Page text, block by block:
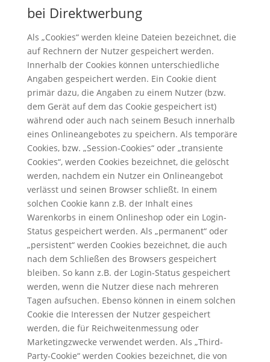
bei Direktwerbung
Als „Cookies“ werden kleine Dateien bezeichnet, die
auf Rechnern der Nutzer gespeichert werden.
Innerhalb der Cookies können unterschiedliche
Angaben gespeichert werden. Ein Cookie dient
primär dazu, die Angaben zu einem Nutzer (bzw.
dem Gerät auf dem das Cookie gespeichert ist)
während oder auch nach seinem Besuch innerhalb
eines Onlineangebotes zu speichern. Als temporäre
Cookies, bzw. „Session-Cookies“ oder „transiente
Cookies“, werden Cookies bezeichnet, die gelöscht
werden, nachdem ein Nutzer ein Onlineangebot
verlässt und seinen Browser schließt. In einem
solchen Cookie kann z.B. der Inhalt eines
Warenkorbs in einem Onlineshop oder ein Login-
Status gespeichert werden. Als „permanent“ oder
„persistent“ werden Cookies bezeichnet, die auch
nach dem Schließen des Browsers gespeichert
bleiben. So kann z.B. der Login-Status gespeichert
werden, wenn die Nutzer diese nach mehreren
Tagen aufsuchen. Ebenso können in einem solchen
Cookie die Interessen der Nutzer gespeichert
werden, die für Reichweitenmessung oder
Marketingzwecke verwendet werden. Als „Third-
Party-Cookie“ werden Cookies bezeichnet, die von